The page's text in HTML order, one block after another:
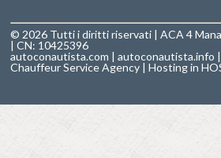
© 2026 Tutti i diritti riservati | ACA 4
| CN: 10425396
autoconautista.com |autoconautista.info
Chauffeur Service Agency | Hosting in